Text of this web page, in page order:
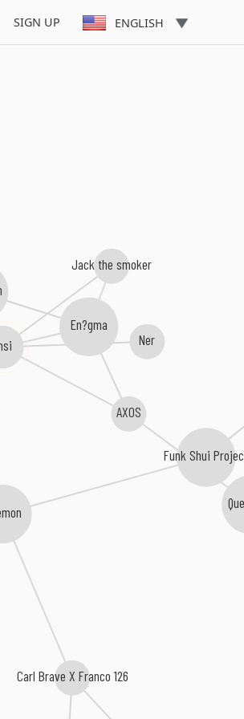
SIGN UP ENGLISH
En?gma
Jack the smoker
Ner
Carl Brave X Franco 126
Funk Shui Project
AXOS